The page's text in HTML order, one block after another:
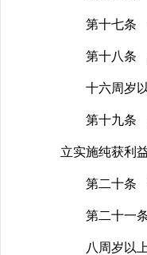
第十七条 十
第十八条 成
十六周岁以
第十九条 八
立实施纯获利
第二十条 不
第二十一条
八周岁以上